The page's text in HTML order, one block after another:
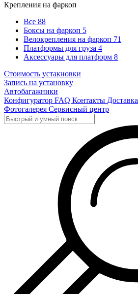
Крепления на фаркоп
Все 88
Боксы на фаркоп 5
Велокрепления на фаркоп 71
Платформы для груза 4
Аксессуары для платформ 8
Стоимость устакновки
Запись на установку
Автобагажники
Конфигуратор FAQ Контакты Доставка
Фотогалерея Сервисный центр